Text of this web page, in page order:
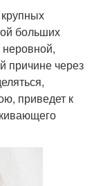
больших
неровной,
причине через
приведет к